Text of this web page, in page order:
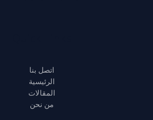
اتصل بنا
الرئيسية
المقالات
من نحن